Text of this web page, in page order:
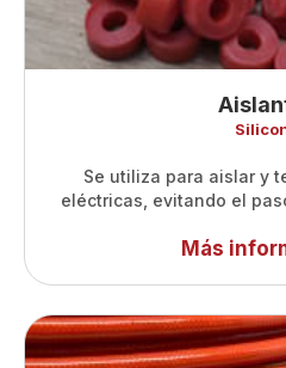
Se utiliza para aislar y
eléctricas, evitando el
Más